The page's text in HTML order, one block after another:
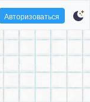
Авторизоваться